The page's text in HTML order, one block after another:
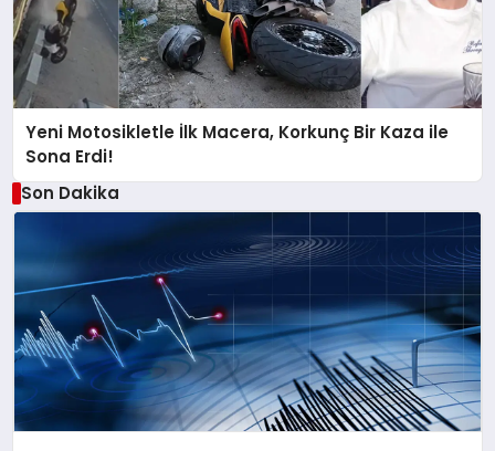
Yeni Motosikletle İlk Macera, Korkunç Bir Kaza ile
Sona Erdi!
Son Dakika